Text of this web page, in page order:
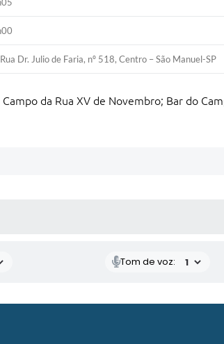
Dr. Julio de Faria, nº 518, Centro – São Manuel-SP
da Rua XV de Novembro; Bar do
Tom de voz: